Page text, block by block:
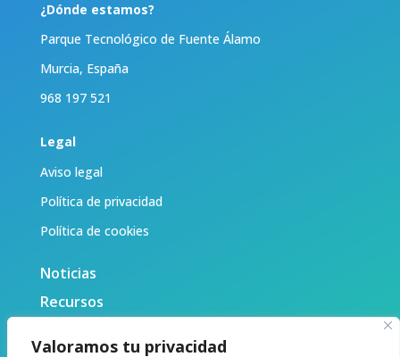
Valoramos tu privacidad
¿Dónde estamos?
Parque Tecnológico de Fuente Álamo
Murcia, España
968 197 521
Legal
Aviso legal
Política de privacidad
Política de cookies
Noticias
Recursos